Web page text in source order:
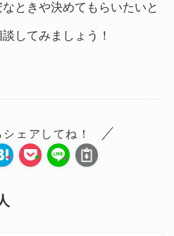
ときや決めてもらいたいと
してみましょう！
ェアしてね！